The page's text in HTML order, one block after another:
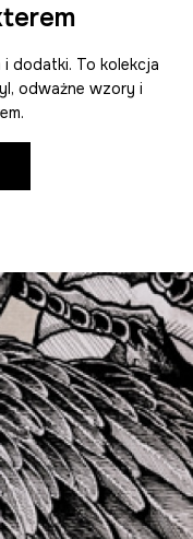
dodatki. To kolekcja
odważne wzory i